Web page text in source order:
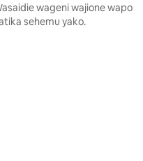
wageni wajione wapo
sehemu yako.